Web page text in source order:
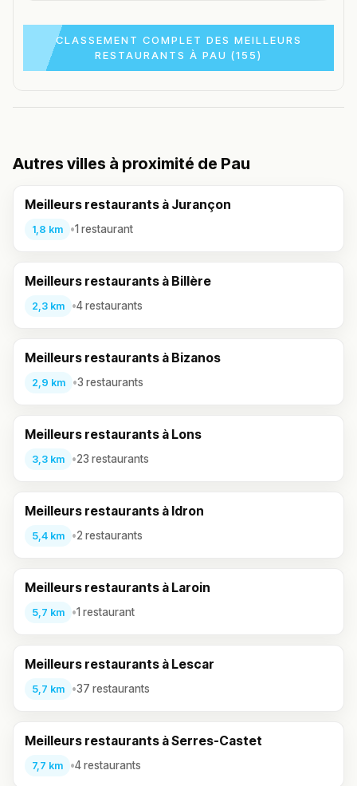
CLASSEMENT COMPLET DES MEILLEURS
RESTAURANTS À PAU (155)
Autres villes à proximité de Pau
Meilleurs restaurants à Jurançon
1,8 km •1 restaurant
Meilleurs restaurants à Billère
2,3 km •4 restaurants
Meilleurs restaurants à Bizanos
2,9 km •3 restaurants
Meilleurs restaurants à Lons
3,3 km •23 restaurants
Meilleurs restaurants à Idron
5,4 km •2 restaurants
Meilleurs restaurants à Laroin
5,7 km •1 restaurant
Meilleurs restaurants à Lescar
5,7 km •37 restaurants
Meilleurs restaurants à Serres-Castet
7,7 km •4 restaurants